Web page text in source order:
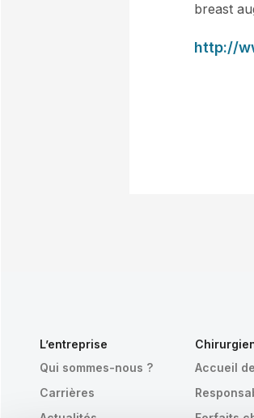
breast
http://
L’entreprise
Qui sommes-nous ?
Carrières
Accueil